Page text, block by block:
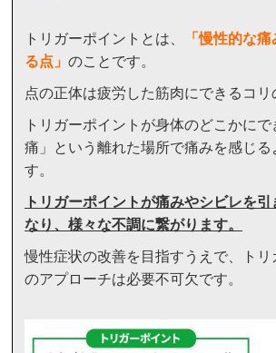
トリガーポイントとは、 「慢性的な痛
る点」のことです。
点の正体は疲労した筋肉にできるコリ
トリガーポイントが身体のどこかに
痛」という離れた場所で痛みを感じる
す。
トリガーポイントが痛みやシビレを
なり、様々な不調に繋がります。
慢性症状の改善を目指すうえで、ト
のアプローチは必要不可欠です。